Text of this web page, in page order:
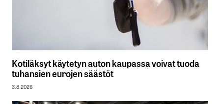
Kotiläksyt käytetyn auton kaupassa voivat tuoda
tuhansien eurojen säästöt
3.8.2026